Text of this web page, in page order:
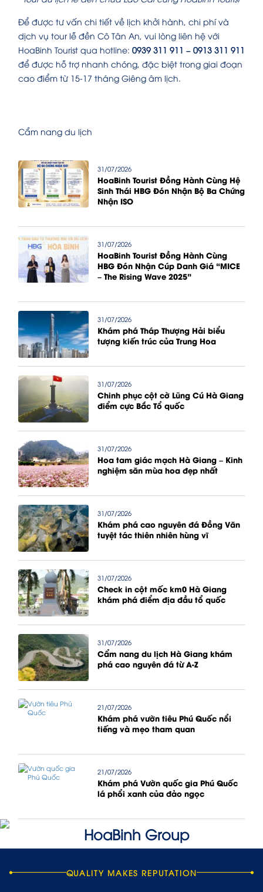
Để được tư vấn chi tiết về lịch khởi hành, chi phí và
dịch vụ tour lễ đền Cô Tân An, vui lòng liên hệ với
HoaBinh Tourist qua hotline: 0939 311 911 – 0913 311 911
để được hỗ trợ nhanh chóng, đặc biệt trong giai đoạn
cao điểm từ 15-17 tháng Giêng âm lịch.
Cẩm nang du lịch
31/07/2026
HoaBinh Tourist Đồng Hành Cùng Hệ
Sinh Thái HBG Đón Nhận Bộ Ba Chứng
Nhận ISO
31/07/2026
HoaBinh Tourist Đồng Hành Cùng
HBG Đón Nhận Cúp Danh Giá “MICE
– The Rising Wave 2025”
31/07/2026
Khám phá Tháp Thượng Hải biểu
tượng kiến trúc của Trung Hoa
31/07/2026
Chinh phục cột cờ Lũng Cú Hà Giang
điểm cực Bắc Tổ quốc
31/07/2026
Hoa tam giác mạch Hà Giang – Kinh
nghiệm săn mùa hoa đẹp nhất
31/07/2026
Khám phá cao nguyên đá Đồng Văn
tuyệt tác thiên nhiên hùng vĩ
31/07/2026
Check in cột mốc km0 Hà Giang
khám phá điểm địa đầu tổ quốc
31/07/2026
Cẩm nang du lịch Hà Giang khám
phá cao nguyên đá từ A-Z
21/07/2026
Khám phá vườn tiêu Phú Quốc nổi
tiếng và mẹo tham quan
21/07/2026
Khám phá Vườn quốc gia Phú Quốc
lá phổi xanh của đảo ngọc
QUALITY MAKES REPUTATION